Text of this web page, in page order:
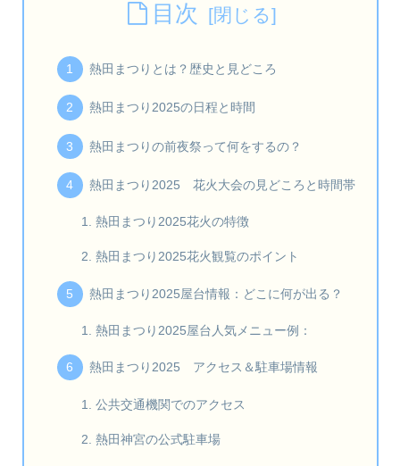
目次
熱田まつりとは？歴史と見どころ
熱田まつり2025の日程と時間
熱田まつりの前夜祭って何をするの？
熱田まつり2025 花火大会の見どころと時間帯
熱田まつり2025花火の特徴
熱田まつり2025花火観覧のポイント
熱田まつり2025屋台情報：どこに何が出る？
熱田まつり2025屋台人気メニュー例：
熱田まつり2025 アクセス＆駐車場情報
公共交通機関でのアクセス
熱田神宮の公式駐車場